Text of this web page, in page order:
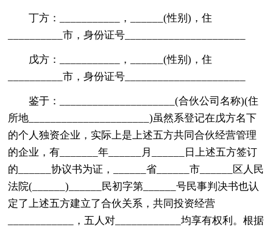
丁方：___________，______(性别)，住
__________市，身份证号______________________
戊方：___________，______(性别)，住
__________市，身份证号______________________
鉴于：_____________________(合伙公司名称)(住
所地______________________)虽然系登记在戊方名下
的个人独资企业，实际上是上述五方共同合伙经营管理
的企业，有_______年______月______日上述五方签订
的______协议书为证，______省______市______区人民
法院(______)______民初字第______号民事判决书也认
定了上述五方建立了合伙关系，共同投资经营
____________，五人对____________均享有权利。根据